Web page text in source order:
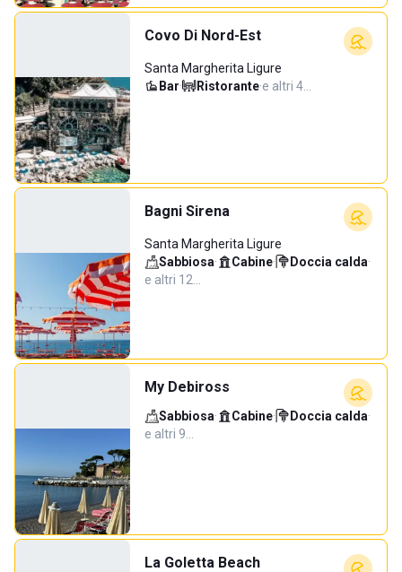
Covo Di Nord-Est
Santa Margherita Ligure
Bar· Ristorante·e altri 4…
Bagni Sirena
Santa Margherita Ligure
Sabbiosa· Cabine· Doccia calda·
e altri 12…
My Debiross
Sabbiosa· Cabine· Doccia calda·
e altri 9…
La Goletta Beach